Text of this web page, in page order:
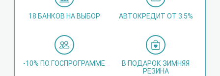
18 БАНКОВ НА ВЫБОР АВТОКРЕДИТ ОТ 3.5%
-10% ПО ГОСПРОГРАММЕ
В ПОДАРОК ЗИМНЯЯ
РЕЗИНА